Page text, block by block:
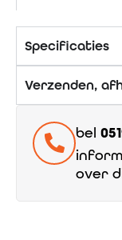
Specificaties
Verzenden,
bel
over